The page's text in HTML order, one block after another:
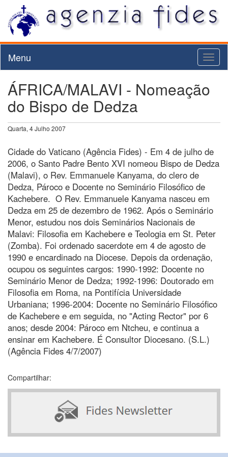
Menu
ÁFRICA/MALAVI - Nomeação
do Bispo de Dedza
Quarta, 4 Julho 2007
Cidade do Vaticano (Agência Fides) - Em 4 de julho de
2006, o Santo Padre Bento XVI nomeou Bispo de Dedza
(Malavi), o Rev. Emmanuele Kanyama, do clero de
Dedza, Pároco e Docente no Seminário Filosófico de
Kachebere. O Rev. Emmanuele Kanyama nasceu em
Dedza em 25 de dezembro de 1962. Após o Seminário
Menor, estudou nos dois Seminários Nacionais de
Malavi: Filosofia em Kachebere e Teologia em St. Peter
(Zomba). Foi ordenado sacerdote em 4 de agosto de
1990 e encardinado na Diocese. Depois da ordenação,
ocupou os seguintes cargos: 1990-1992: Docente no
Seminário Menor de Dedza; 1992-1996: Doutorado em
Filosofia em Roma, na Pontifícia Universidade
Urbaniana; 1996-2004: Docente no Seminário Filosófico
de Kachebere e em seguida, no "Acting Rector" por 6
anos; desde 2004: Pároco em Ntcheu, e continua a
ensinar em Kachebere. É Consultor Diocesano. (S.L.)
(Agência Fides 4/7/2007)
Compartilhar: